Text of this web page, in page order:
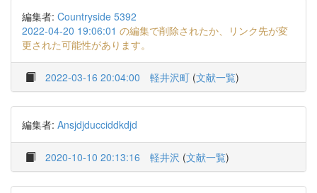
編集者: Countryside 5392
2022-04-20 19:06:01 の編集で削除されたか、リンク先が変
更された可能性があります。
2022-03-16 20:04:00 軽井沢町 (文献一覧)
編集者: Ansjdjducciddkdjd
2020-10-10 20:13:16 軽井沢 (文献一覧)